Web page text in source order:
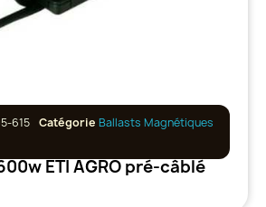
615 Catégorie Ballasts Magnétiques
ETI AGRO pré-câblé